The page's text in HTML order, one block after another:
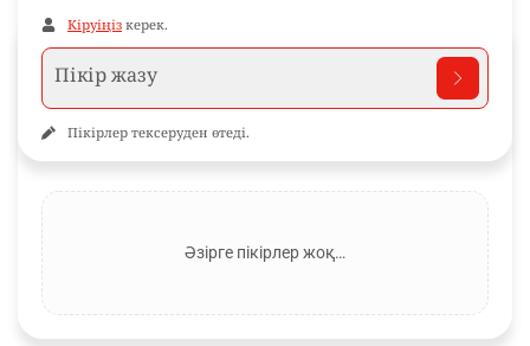
Кіруіңіз керек.
Пікірлер тексеруден өтеді.
Әзірге пікірлер жоқ…